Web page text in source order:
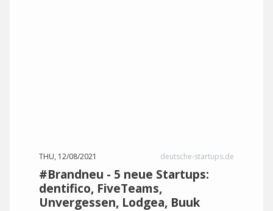
THU, 12/08/2021 deutsche-startups.de
#Brandneu - 5 neue Startups:
dentifico, FiveTeams,
Unvergessen, Lodgea, Buuk